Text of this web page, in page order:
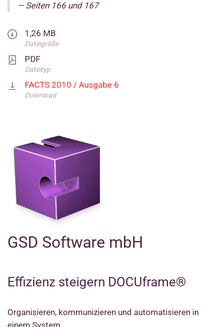
Seiten 166 und 167
1,26 MB
Dateigröße
PDF
Dateityp
FACTS 2010 / Ausgabe 6
Download
GSD Software mbH
Effizienz steigern DOCUframe®
Organisieren, kommunizieren und automatisieren in